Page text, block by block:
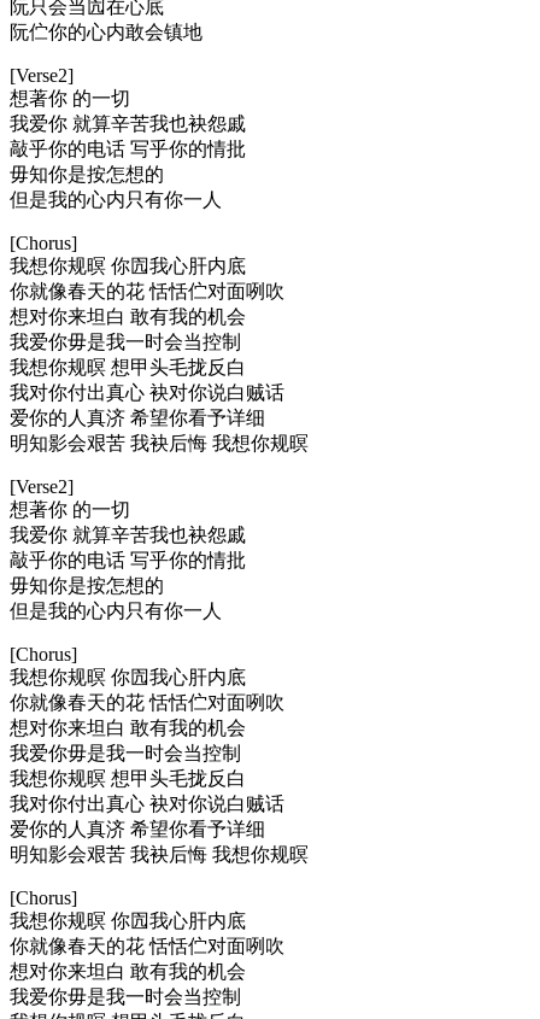
阮只会当囥在心底
阮伫你的心内敢会镇地
[Verse2]
想著你 的一切
我爱你 就算辛苦我也袂怨戚
敲乎你的电话 写乎你的情批
毋知你是按怎想的
但是我的心内只有你一人
[Chorus]
我想你规暝 你囥我心肝内底
你就像春天的花 恬恬伫对面咧吹
想对你来坦白 敢有我的机会
我爱你毋是我一时会当控制
我想你规暝 想甲头毛拢反白
我对你付出真心 袂对你说白贼话
爱你的人真济 希望你看予详细
明知影会艰苦 我袂后悔 我想你规暝
[Verse2]
想著你 的一切
我爱你 就算辛苦我也袂怨戚
敲乎你的电话 写乎你的情批
毋知你是按怎想的
但是我的心内只有你一人
[Chorus]
我想你规暝 你囥我心肝内底
你就像春天的花 恬恬伫对面咧吹
想对你来坦白 敢有我的机会
我爱你毋是我一时会当控制
我想你规暝 想甲头毛拢反白
我对你付出真心 袂对你说白贼话
爱你的人真济 希望你看予详细
明知影会艰苦 我袂后悔 我想你规暝
[Chorus]
我想你规暝 你囥我心肝内底
你就像春天的花 恬恬伫对面咧吹
想对你来坦白 敢有我的机会
我爱你毋是我一时会当控制